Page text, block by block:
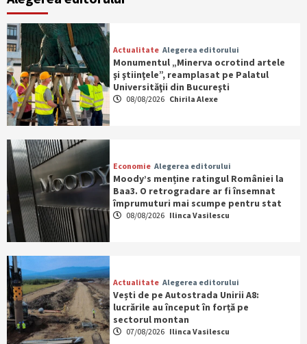
Actualitate Alegerea editorului
Monumentul „Minerva ocrotind artele
şi ştiinţele”, reamplasat pe Palatul
Universităţii din Bucureşti
08/08/2026 Chirila Alexe
Economie Alegerea editorului
Moody’s menține ratingul României la
Baa3. O retrogradare ar fi însemnat
împrumuturi mai scumpe pentru stat
08/08/2026 Ilinca Vasilescu
Actualitate Alegerea editorului
Vești de pe Autostrada Unirii A8:
lucrările au început în forță pe
sectorul montan
07/08/2026 Ilinca Vasilescu